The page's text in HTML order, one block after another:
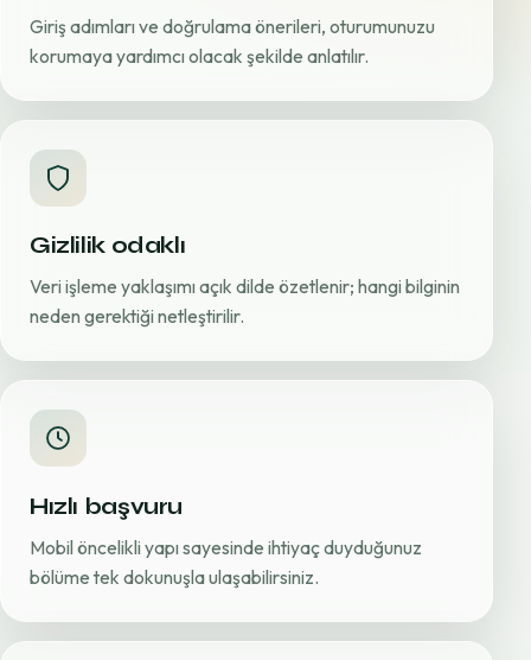
Giriş adımları ve doğrulama önerileri, oturumunuzu
korumaya yardımcı olacak şekilde anlatılır.
Gizlilik odaklı
Veri işleme yaklaşımı açık dilde özetlenir; hangi bilginin
neden gerektiği netleştirilir.
Hızlı başvuru
Mobil öncelikli yapı sayesinde ihtiyaç duyduğunuz
bölüme tek dokunuşla ulaşabilirsiniz.